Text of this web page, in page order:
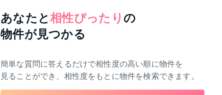
あなたと相性ぴったり の
物件が見つかる
簡単な質問に答えるだけで相性度の高い順に物件を
見ることができ、相性度をもとに物件を検索できます。